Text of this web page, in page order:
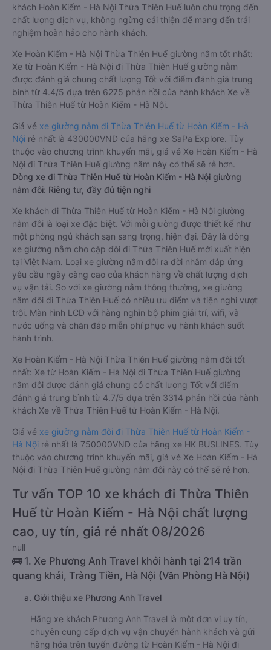
khách Hoàn Kiếm - Hà Nội Thừa Thiên Huế luôn chú trọng đến
chất lượng dịch vụ, không ngừng cải thiện để mang đến trải
nghiệm hoàn hảo cho hành khách.
Xe Hoàn Kiếm - Hà Nội Thừa Thiên Huế giường nằm tốt nhất:
Xe từ Hoàn Kiếm - Hà Nội đi Thừa Thiên Huế giường nằm
được đánh giá chung chất lượng Tốt với điểm đánh giá trung
bình từ 4.4/5 dựa trên 6275 phản hồi của hành khách Xe về
Thừa Thiên Huế từ Hoàn Kiếm - Hà Nội.
Giá vé xe giường nằm đi Thừa Thiên Huế từ Hoàn Kiếm - Hà
Nội rẻ nhất là 430000VND của hãng xe SaPa Explore. Tùy
thuộc vào chương trình khuyến mãi, giá vé Xe Hoàn Kiếm - Hà
Nội đi Thừa Thiên Huế giường nằm này có thể sẽ rẻ hơn.
Dòng xe đi Thừa Thiên Huế từ Hoàn Kiếm - Hà Nội giường
nằm đôi: Riêng tư, đầy đủ tiện nghi
Xe khách đi Thừa Thiên Huế từ Hoàn Kiếm - Hà Nội giường
nằm đôi là loại xe đặc biệt. Với mỗi giường được thiết kế như
một phòng ngủ khách sạn sang trọng, hiện đại. Đây là dòng
xe giường nằm cho cặp đôi đi Thừa Thiên Huế mới xuất hiện
tại Việt Nam. Loại xe giường nằm đôi ra đời nhằm đáp ứng
yêu cầu ngày càng cao của khách hàng về chất lượng dịch
vụ vận tải. So với xe giường nằm thông thường, xe giường
nằm đôi đi Thừa Thiên Huế có nhiều ưu điểm và tiện nghi vượt
trội. Màn hình LCD với hàng nghìn bộ phim giải trí, wifi, và
nước uống và chăn đắp miễn phí phục vụ hành khách suốt
hành trình.
Xe Hoàn Kiếm - Hà Nội Thừa Thiên Huế giường nằm đôi tốt
nhất: Xe từ Hoàn Kiếm - Hà Nội đi Thừa Thiên Huế giường
nằm đôi được đánh giá chung có chất lượng Tốt với điểm
đánh giá trung bình từ 4.7/5 dựa trên 3314 phản hồi của hành
khách Xe về Thừa Thiên Huế từ Hoàn Kiếm - Hà Nội.
Giá vé xe giường nằm đôi đi Thừa Thiên Huế từ Hoàn Kiếm -
Hà Nội rẻ nhất là 750000VND của hãng xe HK BUSLINES. Tùy
thuộc vào chương trình khuyến mãi, giá vé Xe Hoàn Kiếm - Hà
Nội đi Thừa Thiên Huế giường nằm đôi này có thể sẽ rẻ hơn.
Tư vấn TOP 10 xe khách đi Thừa Thiên
Huế từ Hoàn Kiếm - Hà Nội chất lượng
cao, uy tín, giá rẻ nhất 08/2026
null
🚌 1. Xe Phương Anh Travel khởi hành tại 214 trần
quang khải, Tràng Tiền, Hà Nội (Văn Phòng Hà Nội)
a. Giới thiệu xe Phương Anh Travel
Hãng xe khách Phương Anh Travel là một đơn vị uy tín,
chuyên cung cấp dịch vụ vận chuyển hành khách và gửi
hàng hóa trên tuyến đường từ Hoàn Kiếm - Hà Nội đi